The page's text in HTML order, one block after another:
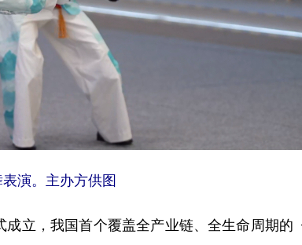
演。主办方供图
立，我国首个覆盖全产业链、全生命周期的